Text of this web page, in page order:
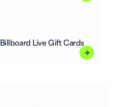
Billboard Live Gift Cards